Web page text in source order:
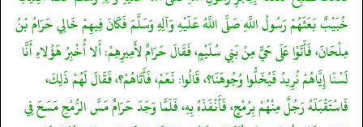
خُبَيْبٌ بَعَثَهُمْ رَسُولُ اللَّهِ صَلَّى اللَّهُ عَلَيْهِ وَآلِهِ وَسَلَّمَ فَكَانَ فِيهِمْ خَالِي حَرَامُ بْنُ
مِلْحَانَ، فَأَتَوْا عَلَى حَيٍّ مِنْ بَنِي سُلَيْمٍ، فَقَالَ حَرَامٌ لأَمِيرِهِمْ: أَلا أُخْبِرُ هَؤُلاءِ أَنَّا
لَسْنَا إِيَّاهُمْ نُرِيدُ فَيُخَلُّوا وُجُوهَنَا؟، قَالُوا: نَعَمْ، فَأَتَاهُمْ؟، فَقَالَ لَهُمْ ذَلِكَ،
فَاسْتَقْبَلَهُ رَجُلٌ مِنْهُمْ بِرُمْحٍ، فَأَنْفَذَهُ بِهِ، فَلَمَّا وَجَدَ حَرَامٌ مَسَّ الرُّمْحِ مَسَحَ فِي